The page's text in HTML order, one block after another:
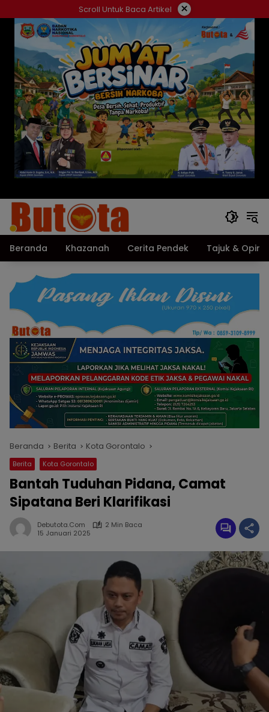
ke
konten
Scroll Untuk Baca Artikel ×
Beranda Khazanah Cerita Pendek Tajuk & Opini
Beranda Berita Kota Gorontalo
Berita Kota Gorontalo
Bantah Tuduhan Pidana, Camat
Sipatana Beri Klarifikasi
Debutota.com
2 Min Baca
15 Januari 2025